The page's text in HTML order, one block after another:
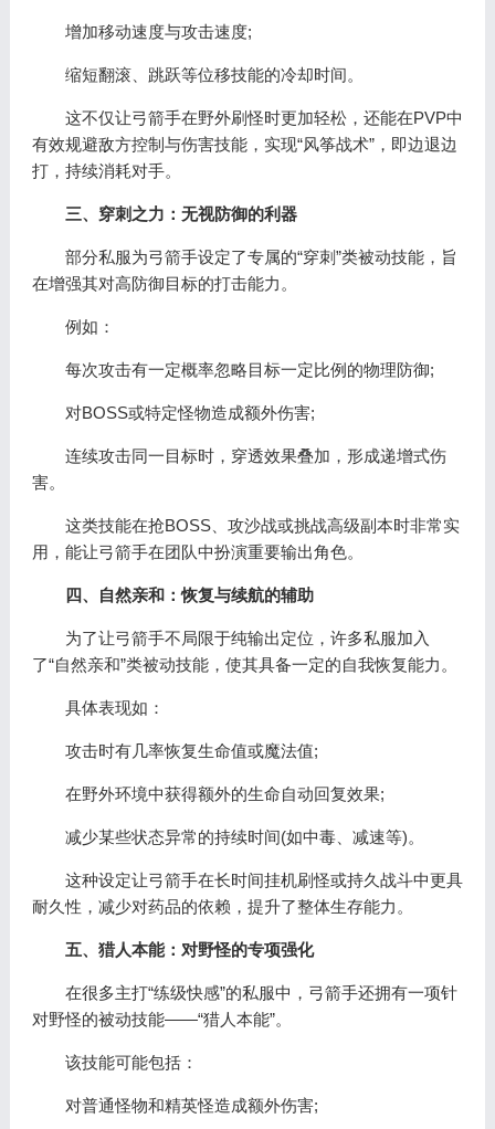
增加移动速度与攻击速度;
缩短翻滚、跳跃等位移技能的冷却时间。
这不仅让弓箭手在野外刷怪时更加轻松，还能在PVP中
有效规避敌方控制与伤害技能，实现“风筝战术”，即边退边
打，持续消耗对手。
三、穿刺之力：无视防御的利器
部分私服为弓箭手设定了专属的“穿刺”类被动技能，旨
在增强其对高防御目标的打击能力。
例如：
每次攻击有一定概率忽略目标一定比例的物理防御;
对BOSS或特定怪物造成额外伤害;
连续攻击同一目标时，穿透效果叠加，形成递增式伤
害。
这类技能在抢BOSS、攻沙战或挑战高级副本时非常实
用，能让弓箭手在团队中扮演重要输出角色。
四、自然亲和：恢复与续航的辅助
为了让弓箭手不局限于纯输出定位，许多私服加入
了“自然亲和”类被动技能，使其具备一定的自我恢复能力。
具体表现如：
攻击时有几率恢复生命值或魔法值;
在野外环境中获得额外的生命自动回复效果;
减少某些状态异常的持续时间(如中毒、减速等)。
这种设定让弓箭手在长时间挂机刷怪或持久战斗中更具
耐久性，减少对药品的依赖，提升了整体生存能力。
五、猎人本能：对野怪的专项强化
在很多主打“练级快感”的私服中，弓箭手还拥有一项针
对野怪的被动技能——“猎人本能”。
该技能可能包括：
对普通怪物和精英怪造成额外伤害;